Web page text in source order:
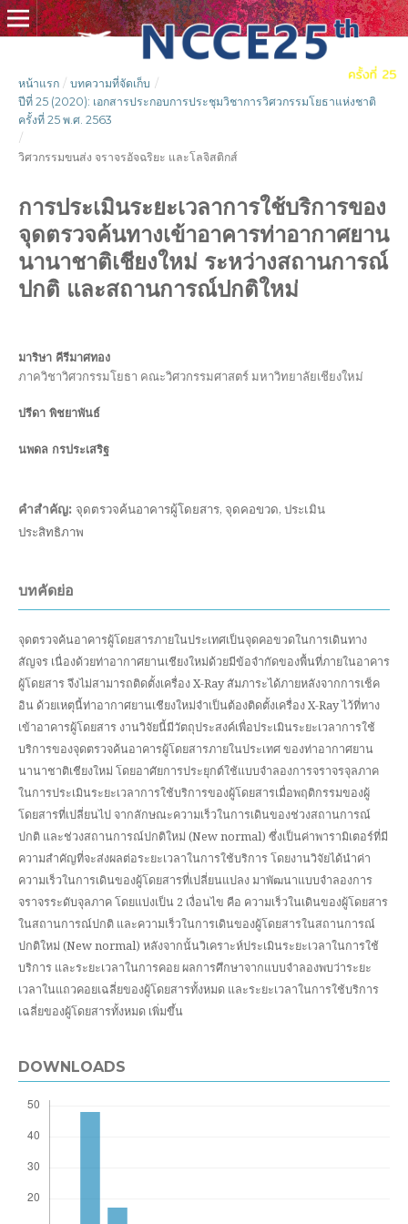
หน้าแรก / บทความที่จัดเก็บ /
ปีที่ 25 (2020): เอกสารประกอบการประชุมวิชาการวิศวกรรมโยธาแห่งชาติ
ครั้งที่ 25 พ.ศ. 2563
/
วิศวกรรมขนส่ง จราจรอัจฉริยะ และโลจิสติกส์
การประเมินระยะเวลาการใช้บริการของ
จุดตรวจค้นทางเข้าอาคารท่าอากาศยาน
นานาชาติเชียงใหม่ ระหว่างสถานการณ์
ปกติ และสถานการณ์ปกติใหม่
มาริษา คีรีมาศทอง
ภาควิชาวิศวกรรมโยธา คณะวิศวกรรมศาสตร์ มหาวิทยาลัยเชียงใหม่
ปรีดา พิชยาพันธ์
นพดล กรประเสริฐ
คำสำคัญ: จุดตรวจค้นอาคารผู้โดยสาร, จุดคอขวด, ประเมิน
ประสิทธิภาพ
บทคัดย่อ
จุดตรวจค้นอาคารผู้โดยสารภายในประเทศเป็นจุดคอขวดในการเดินทาง
สัญจร เนื่องด้วยท่าอากาศยานเชียงใหม่ด้วยมีข้อจำกัดของพื้นที่ภายในอาคาร
ผู้โดยสาร จึงไม่สามารถติดตั้งเครื่อง X-Ray สัมภาระได้ภายหลังจากการเช็ค
อิน ด้วยเหตุนี้ท่าอากาศยานเชียงใหม่จำเป็นต้องติดตั้งเครื่อง X-Ray ไว้ที่ทาง
เข้าอาคารผู้โดยสาร งานวิจัยนี้มีวัตถุประสงค์เพื่อประเมินระยะเวลาการใช้
บริการของจุดตรวจค้นอาคารผู้โดยสารภายในประเทศ ของท่าอากาศยาน
นานาชาติเชียงใหม่ โดยอาศัยการประยุกต์ใช้แบบจำลองการจราจรจุลภาค
ในการประเมินระยะเวลาการใช้บริการของผู้โดยสารเมื่อพฤติกรรมของผู้
โดยสารที่เปลี่ยนไป จากลักษณะความเร็วในการเดินของช่วงสถานการณ์
ปกติ และช่วงสถานการณ์ปกติใหม่ (New normal) ซึ่งเป็นค่าพารามิเตอร์ที่มี
ความสำคัญที่จะส่งผลต่อระยะเวลาในการใช้บริการ โดยงานวิจัยได้นำค่า
ความเร็วในการเดินของผู้โดยสารที่เปลี่ยนแปลง มาพัฒนาแบบจำลองการ
จราจรระดับจุลภาค โดยแบ่งเป็น 2 เงื่อนไข คือ ความเร็วในเดินของผู้โดยสาร
ในสถานการณ์ปกติ และความเร็วในการเดินของผู้โดยสารในสถานการณ์
ปกติใหม่ (New normal) หลังจากนั้นวิเคราะห์ประเมินระยะเวลาในการใช้
บริการ และระยะเวลาในการคอย ผลการศึกษาจากแบบจำลองพบว่าระยะ
เวลาในแถวคอยเฉลี่ยของผู้โดยสารทั้งหมด และระยะเวลาในการใช้บริการ
เฉลี่ยของผู้โดยสารทั้งหมด เพิ่มขึ้น
DOWNLOADS